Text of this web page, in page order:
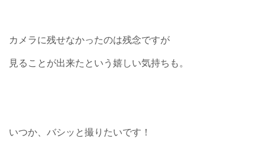
カメラに残せなかったのは残念ですが
見ることが出来たという嬉しい気持ちも。
いつか、バシッと撮りたいです！